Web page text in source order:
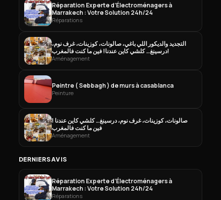
Réparation Experte d’Électroménagers à
Marrakech : Votre Solution 24h/24
Réparations
التجديد والديكور اللي باغي، صالونات، كوزينات، غرف نوم،
درسينغ… كلشي كاين عندنا! فين ما كنت فالمغرب!
Aménagement
Peintre ( Sebbagh ) de murs à casablanca
Peinture
صالونات، كوزينات، غرف نوم، درسينغ… كلشي كاين عندنا !
فين ما كنت فالمغرب
Aménagement
DERNIERS AVIS
Réparation Experte d’Électroménagers à
Marrakech : Votre Solution 24h/24
Réparations